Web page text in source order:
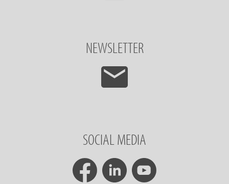
NEWSLETTER
SOCIAL MEDIA